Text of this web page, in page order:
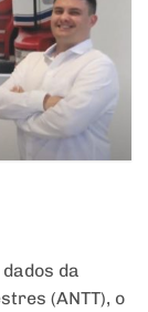
da
(ANTT), o